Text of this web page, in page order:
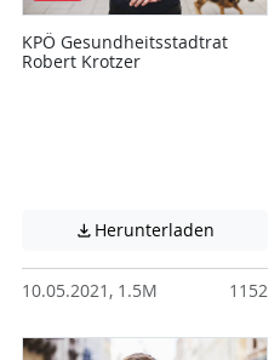
Diese Datei enthält unter
KPÖ Gesundheitsstadtrat
Robert Krotzer
 Herunterladen
10.05.2021, 1.5M 1152